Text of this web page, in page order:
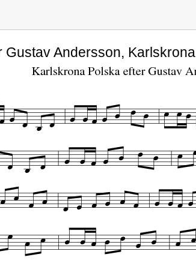
Gustav Andersson, Karlskrona